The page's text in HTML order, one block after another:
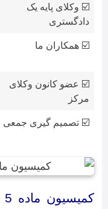
☑️ وکلای پایه یک
دادگستری
☑️ همکاران ما
☑️ عضو کانون وکلای
مرکز
☑️ تصمیم گیری جمعی